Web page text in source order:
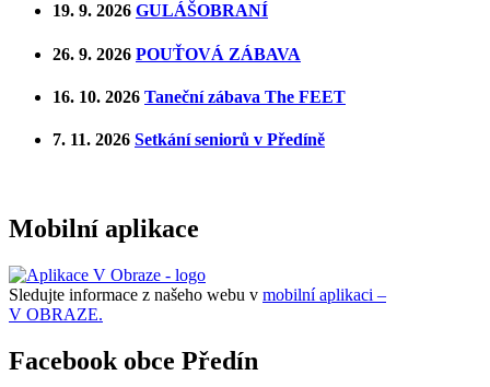
19. 9. 2026 GULÁŠOBRANÍ
26. 9. 2026 POUŤOVÁ ZÁBAVA
16. 10. 2026 Taneční zábava The FEET
7. 11. 2026 Setkání seniorů v Předíně
Mobilní aplikace
Sledujte informace z našeho webu v mobilní aplikaci –
V OBRAZE.
Facebook obce Předín